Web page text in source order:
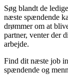
Søg blandt de
næste spændende
drømmer om at
partner, venter der
arbejde.
Find dit næste job
spændende og